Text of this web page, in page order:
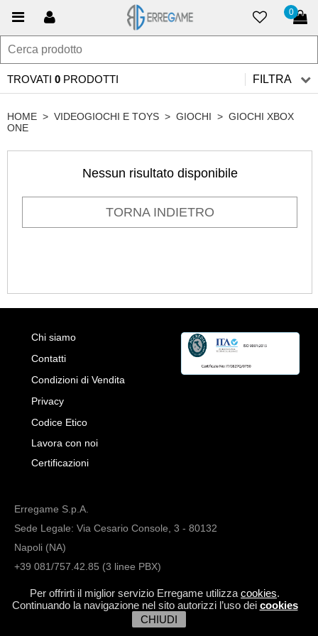
Per offrirti il miglior servizio Erregame utilizza cookies.
Continuando la navigazione nel sito autorizzi l’uso dei cookies
CHIUDI
0
TROVATI 0 PRODOTTI FILTRA
HOME > VIDEOGIOCHI E TOYS > GIOCHI > GIOCHI XBOX
ONE
Nessun risultato disponibile
TORNA INDIETRO
Chi siamo
Contatti
Condizioni di Vendita
Privacy
Codice Etico
Lavora con noi
Certificazioni
Erregame S.p.A.
Sede Legale: Via Cesario Console, 3 - 80132
Napoli (NA)
+39 081/757.42.85 (3 linee PBX)